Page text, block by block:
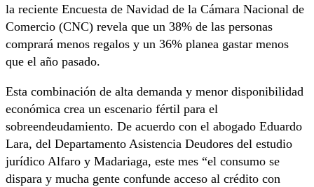
la reciente Encuesta de Navidad de la Cámara Nacional de
Comercio (CNC) revela que un 38% de las personas
comprará menos regalos y un 36% planea gastar menos
que el año pasado.
Esta combinación de alta demanda y menor disponibilidad
económica crea un escenario fértil para el
sobreendeudamiento. De acuerdo con el abogado Eduardo
Lara, del Departamento Asistencia Deudores del estudio
jurídico Alfaro y Madariaga, este mes “el consumo se
dispara y mucha gente confunde acceso al crédito con